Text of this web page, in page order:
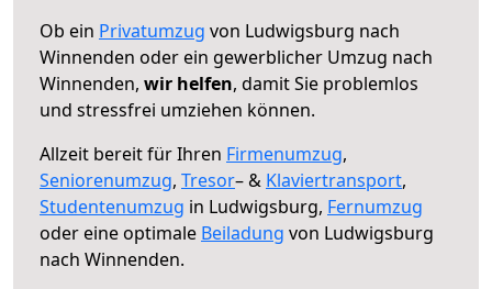
Ob ein Privatumzug von Ludwigsburg nach
Winnenden oder ein gewerblicher Umzug nach
Winnenden, wir helfen, damit Sie problemlos
und stressfrei umziehen können.
Allzeit bereit für Ihren Firmenumzug,
Seniorenumzug, Tresor– & Klaviertransport,
Studentenumzug in Ludwigsburg, Fernumzug
oder eine optimale Beiladung von Ludwigsburg
nach Winnenden.